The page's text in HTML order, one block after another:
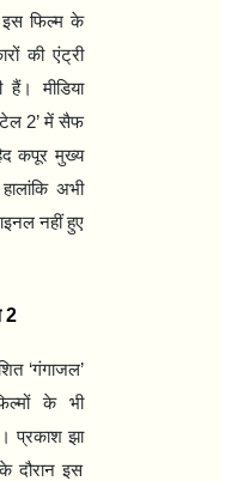
फिल्म के
की एंट्री
मीडिया
2’में सैफ
कपूर मुख्य
अभी
नहीं हुए
2
‘गंगाजल’
के भी
प्रकाश झा
दौरान इस